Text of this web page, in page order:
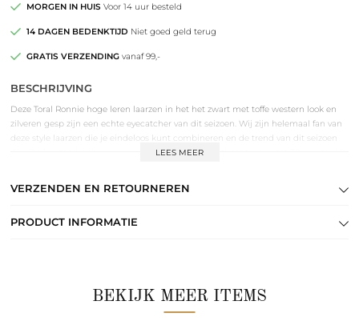
MORGEN IN HUIS Voor 14 uur besteld
14 DAGEN BEDENKTIJD Niet goed geld terug
GRATIS VERZENDINGvanaf 99,-
BESCHRIJVING
Deze Toral Ronnie hoge leren laarzen in het het zwart met toffe western look en
zilveren gesp zijn een echte eyecatcher van dit seizoen. Wij zijn helemaal fan van
deze style laarzen die je eindeloos kunt combineren en de trend van dit seizoen
zijn. De laarzen hebben een vierkante neus, schachthoogte in maat 38 van ca. 40
LEES MEER
VERZENDEN EN RETOURNEREN
PRODUCT INFORMATIE
BEKIJK MEER ITEMS